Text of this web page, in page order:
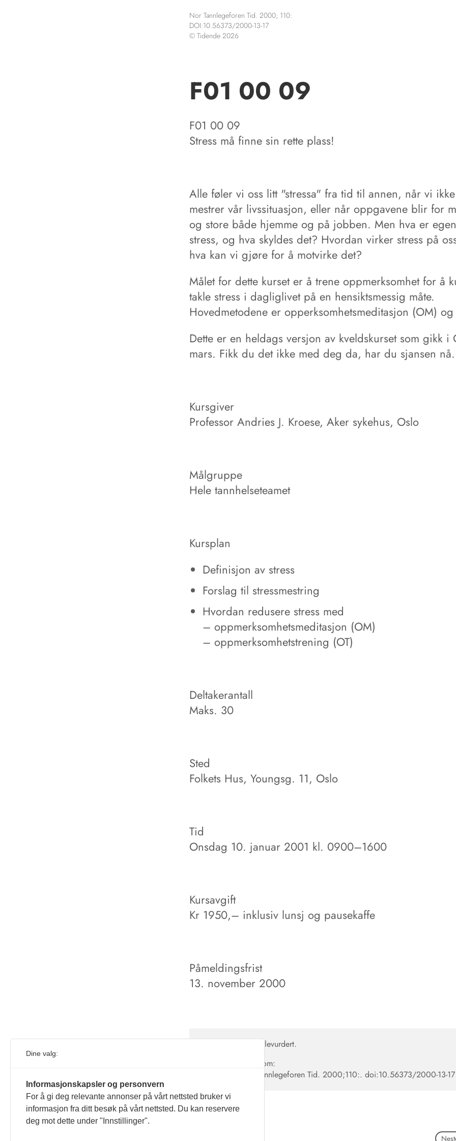
Nor Tannlegeforen Tid. 2000; 110:
DOI:10.56373/2000-13-17
© Tidende 2026
F01 00 09
F01 00 09
Stress må finne sin rette plass!
Alle føler vi oss litt "stressa" fra tid til annen, når vi
mestrer vår livssituasjon, eller når oppgavene blir for
og store både hjemme og på jobben. Men hva er
stress, og hva skyldes det? Hvordan virker stress på
hva kan vi gjøre for å motvirke det?
Målet for dette kurset er å trene oppmerksomhet for å
takle stress i dagliglivet på en hensiktsmessig måte.
Hovedmetodene er opperksomhetsmeditasjon (OM)
Dette er en heldags versjon av kveldskurset som gikk i
mars. Fikk du det ikke med deg da, har du sjansen nå.
Kursgiver
Professor Andries J. Kroese, Aker sykehus, Oslo
Målgruppe
Hele tannhelseteamet
Kursplan
Definisjon av stress
Forslag til stressmestring
Hvordan redusere stress med
– oppmerksomhetsmeditasjon (OM)
– oppmerksomhetstrening (OT)
Deltakerantall
Maks. 30
Sted
Folkets Hus, Youngsg. 11, Oslo
Tid
Onsdag 10. januar 2001 kl. 0900–1600
Kursavgift
Kr 1950,– inklusiv lunsj og pausekaffe
Påmeldingsfrist
13. november 2000
Artikkelen er fagfellevurdert.
Artikkelen siteres som:
F01 00 09. Nor Tannlegeforen Tid. 2000;110:. doi:10.56373/2000-13-17
Dine valg:
Informasjonskapsler og personvern
For å gi deg relevante annonser på vårt nettsted bruker vi
informasjon fra ditt besøk på vårt nettsted. Du kan reservere
deg mot dette under "Innstillinger".